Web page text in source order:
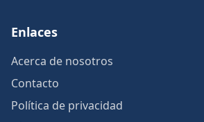
Enlaces
Acerca de nosotros
Contacto
Política de privacidad